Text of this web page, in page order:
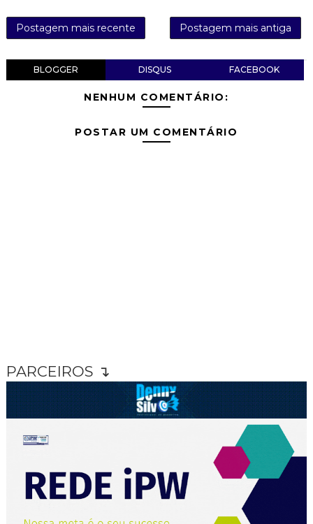
Postagem mais recente Postagem mais antiga
BLOGGER DISQUS FACEBOOK
NENHUM COMENTÁRIO:
POSTAR UM COMENTÁRIO
PARCEIROS ↴